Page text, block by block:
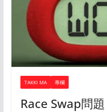
TAKKI MA 專欄
Race Swap問題